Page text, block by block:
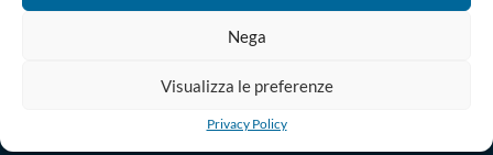
Nega
Visualizza le preferenze
Privacy Policy
Codice Fiscale: 80019470725
Codice univoco di Fatturazione: UFGAKA
ordine@avvocatibari.legalmail.it